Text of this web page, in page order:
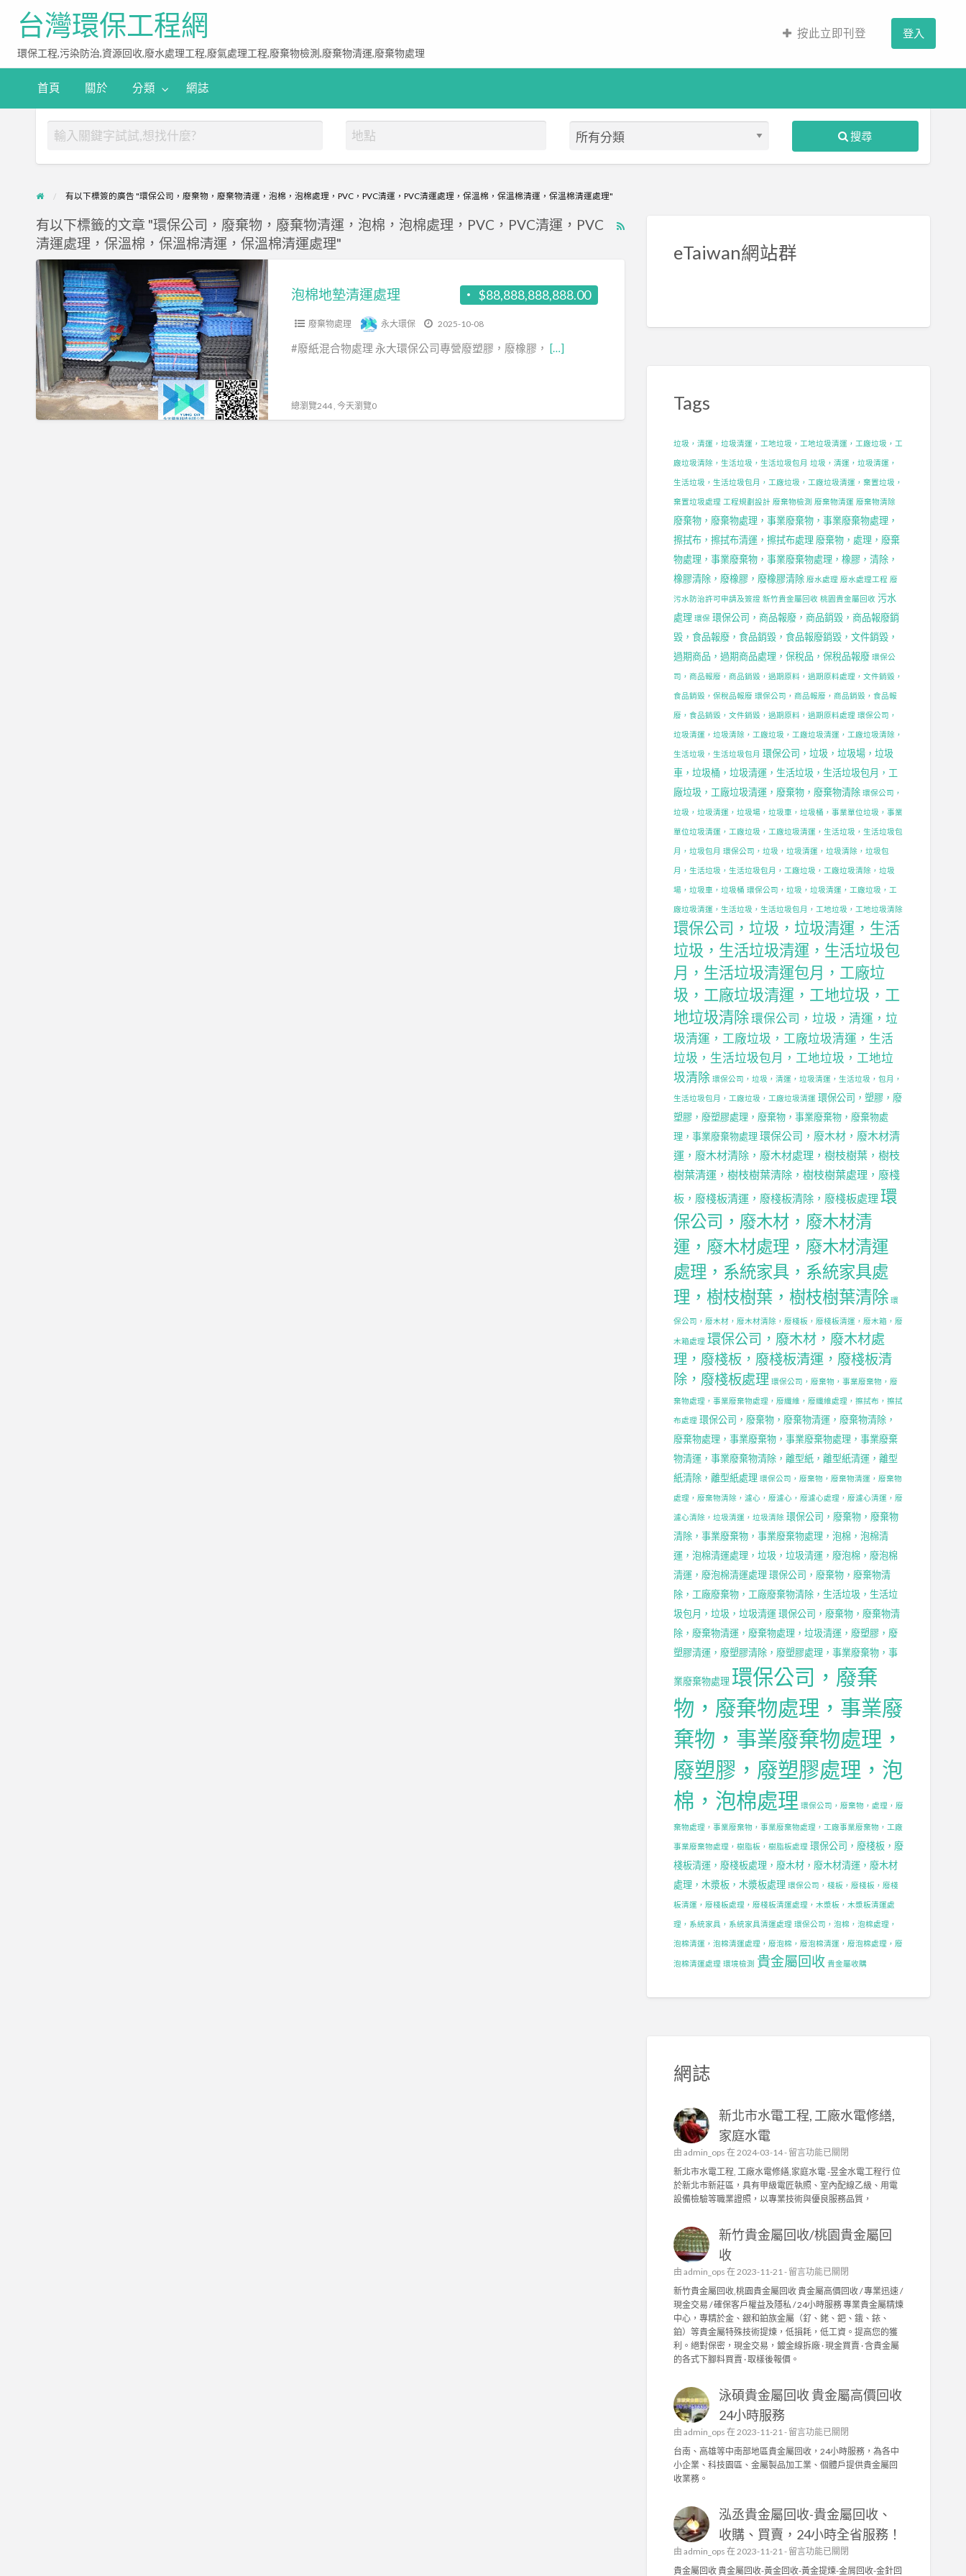
台灣環保工程網
環保工程,污染防治,資源回收,廢水處理工程,廢氣處理工程,廢棄物檢測,廢棄物清運,廢棄物處理
按此立即刊登 登入
首頁 關於 分類 網誌
搜尋
有以下標簽的廣告 "環保公司，廢棄物，廢棄物清運，泡棉，泡棉處理，PVC，PVC清運，PVC清運處理，保溫棉，保溫棉清運，保溫棉清運處理"
RSS
棄
有以下標籤的文章 "環保公司，廢棄物，廢棄物清運，泡棉，泡棉處理，PVC，PVC清運，PVC
清運處理，保溫棉，保溫棉清運，保溫棉清運處理"
泡
棉
地
墊
清
運
處
理
$88,888,888,888.00
泡棉地墊清運處理
廢棄物處理 永大環保 2025-10-08
#廢紙混合物處理 永大環保公司專營廢塑膠，廢橡膠， […]
總瀏覽244 , 今天瀏覽0
eTaiwan網站群
Tags
垃圾，清運，垃圾清運，工地垃圾，工地垃圾清運，工廠垃圾，工
廠垃圾清除，生活垃圾，生活垃圾包月 垃圾，清運，垃圾清運，
生活垃圾，生活垃圾包月，工廠垃圾，工廠垃圾清運，棄置垃圾，
棄置垃圾處理 工程規劃設計 廢棄物檢測 廢棄物清運 廢棄物清除
廢棄物，廢棄物處理，事業廢棄物，事業廢棄物處理，
擦拭布，擦拭布清運，擦拭布處理 廢棄物，處理，廢棄
物處理，事業廢棄物，事業廢棄物處理，橡膠，清除，
橡膠清除，廢橡膠，廢橡膠清除 廢水處理 廢水處理工程 廢
污水防治許可申請及簽證 新竹貴金屬回收 桃園貴金屬回收 污水
處理 環保 環保公司，商品報廢，商品銷毀，商品報廢銷
毀，食品報廢，食品銷毀，食品報廢銷毀，文件銷毀，
過期商品，過期商品處理，保稅品，保稅品報廢 環保公
司，商品報廢，商品銷毀，過期原料，過期原料處理，文件銷毀，
食品銷毀，保稅品報廢 環保公司，商品報廢，商品銷毀，食品報
廢，食品銷毀，文件銷毀，過期原料，過期原料處理 環保公司，
垃圾清運，垃圾清除，工廠垃圾，工廠垃圾清運，工廠垃圾清除，
生活垃圾，生活垃圾包月 環保公司，垃圾，垃圾場，垃圾
車，垃圾桶，垃圾清運，生活垃圾，生活垃圾包月，工
廠垃圾，工廠垃圾清運，廢棄物，廢棄物清除 環保公司，
垃圾，垃圾清運，垃圾場，垃圾車，垃圾桶，事業單位垃圾，事業
單位垃圾清運，工廠垃圾，工廠垃圾清運，生活垃圾，生活垃圾包
月，垃圾包月 環保公司，垃圾，垃圾清運，垃圾清除，垃圾包
月，生活垃圾，生活垃圾包月，工廠垃圾，工廠垃圾清除，垃圾
場，垃圾車，垃圾桶 環保公司，垃圾，垃圾清運，工廠垃圾，工
廠垃圾清運，生活垃圾，生活垃圾包月，工地垃圾，工地垃圾清除
環保公司，垃圾，垃圾清運，生活
垃圾，生活垃圾清運，生活垃圾包
月，生活垃圾清運包月，工廠垃
圾，工廠垃圾清運，工地垃圾，工
地垃圾清除環保公司，垃圾，清運，垃
圾清運，工廠垃圾，工廠垃圾清運，生活
垃圾，生活垃圾包月，工地垃圾，工地垃
圾清除 環保公司，垃圾，清運，垃圾清運，生活垃圾，包月，
生活垃圾包月，工廠垃圾，工廠垃圾清運 環保公司，塑膠，廢
塑膠，廢塑膠處理，廢棄物，事業廢棄物，廢棄物處
理，事業廢棄物處理 環保公司，廢木材，廢木材清
運，廢木材清除，廢木材處理，樹枝樹葉，樹枝
樹葉清運，樹枝樹葉清除，樹枝樹葉處理，廢棧
板，廢棧板清運，廢棧板清除，廢棧板處理 環
保公司，廢木材，廢木材清
運，廢木材處理，廢木材清運
處理，系統家具，系統家具處
理，樹枝樹葉，樹枝樹葉清除 環
保公司，廢木材，廢木材清除，廢棧板，廢棧板清運，廢木箱，廢
木箱處理 環保公司，廢木材，廢木材處
理，廢棧板，廢棧板清運，廢棧板清
除，廢棧板處理 環保公司，廢棄物，事業廢棄物，廢
棄物處理，事業廢棄物處理，廢纖維，廢纖維處理，擦拭布，擦拭
布處理 環保公司，廢棄物，廢棄物清運，廢棄物清除，
廢棄物處理，事業廢棄物，事業廢棄物處理，事業廢棄
物清運，事業廢棄物清除，離型紙，離型紙清運，離型
紙清除，離型紙處理 環保公司，廢棄物，廢棄物清運，廢棄物
處理，廢棄物清除，濾心，廢濾心，廢濾心處理，廢濾心清運，廢
濾心清除，垃圾清運，垃圾清除 環保公司，廢棄物，廢棄物
清除，事業廢棄物，事業廢棄物處理，泡棉，泡棉清
運，泡棉清運處理，垃圾，垃圾清運，廢泡棉，廢泡棉
清運，廢泡棉清運處理 環保公司，廢棄物，廢棄物清
除，工廠廢棄物，工廠廢棄物清除，生活垃圾，生活垃
圾包月，垃圾，垃圾清運 環保公司，廢棄物，廢棄物清
除，廢棄物清運，廢棄物處理，垃圾清運，廢塑膠，廢
塑膠清運，廢塑膠清除，廢塑膠處理，事業廢棄物，事
業廢棄物處理 環保公司，廢棄
物，廢棄物處理，事業廢
棄物，事業廢棄物處理，
廢塑膠，廢塑膠處理，泡
棉，泡棉處理 環保公司，廢棄物，處理，廢
棄物處理，事業廢棄物，事業廢棄物處理，工廠事業廢棄物，工廠
事業廢棄物處理，樹脂板，樹脂板處理 環保公司，廢棧板，廢
棧板清運，廢棧板處理，廢木材，廢木材清運，廢木材
處理，木漿板，木漿板處理 環保公司，棧板，廢棧板，廢棧
板清運，廢棧板處理，廢棧板清運處理，木漿板，木漿板清運處
理，系統家具，系統家具清運處理 環保公司，泡棉，泡棉處理，
泡棉清運，泡棉清運處理，廢泡棉，廢泡棉清運，廢泡棉處理，廢
泡棉清運處理 環境檢測 貴金屬回收 貴金屬收購
網誌
新北市水電工程, 工廠水電修繕,
家庭水電
由 admin_ops 在 2024-03-14 - 在
〈
新
北
市
電
,
工
廠
水
電
修
繕
庭
〉
中
留言功能已關閉
新北市水電工程, 工廠水電修繕,家庭水電 -昱金水電工程行 位
於新北市新莊區，具有甲級電匠執照、室內配線乙級、用電
設備檢驗等職業證照，以專業技術與優良服務品質，
新竹貴金屬回收/桃園貴金屬回
收
由 admin_ops 在 2023-11-21 - 在
〈
新
竹
貴
金
屬
回
/
貴
金
屬
中
留言功能已關閉
新竹貴金屬回收,桃園貴金屬回收 貴金屬高價回收 / 專業迅速 /
現金交易 / 確保客戶權益及隱私 / 24小時服務 專業貴金屬精煉
中心，專精於金、銀和鉑族金屬（釕、銠、鈀、鋨、銥、
鉑）等貴金屬特殊技術提煉，低損耗，低工資。提高您的獲
利。絕對保密，現金交易，鍍金線拆廠 · 現金買賣 · 含貴金屬
的各式下腳料買賣 · 取樣後報價。
泳碩貴金屬回收 貴金屬高價回收
24小時服務
由 admin_ops 在 2023-11-21 - 在
〈
泳
碩
屬
收
貴
金
留言功能已關閉
台南、高雄等中南部地區貴金屬回收，24小時服務，為各中
小企業、科技園區、金屬製品加工業、個體戶提供貴金屬回
收業務。
泓丞貴金屬回收-貴金屬回收、
收購、買賣，24小時全省服務！
由 admin_ops 在 2023-11-21 - 在
〈
留言功能已關閉
貴金屬回收 貴金屬回收-黃金回收-黃金提煉-金屑回收-金針回